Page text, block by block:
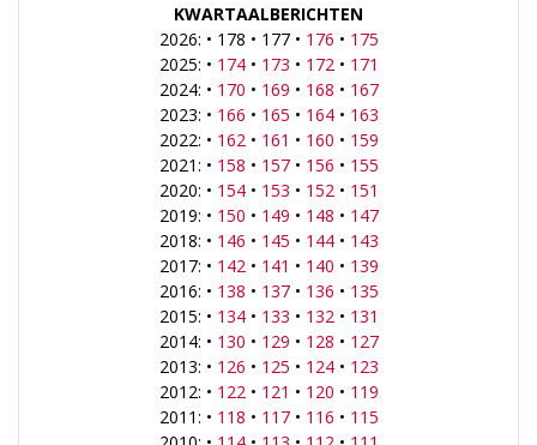
KWARTAALBERICHTEN
2026: • 178 • 177 • 176 • 175
2025: • 174• 173 • 172• 171
2024: • 170 • 169 • 168 • 167
2023: • 166 • 165 • 164• 163
2022: • 162• 161 • 160 • 159
2021: • 158 • 157• 156 • 155
2020: • 154• 153 • 152• 151
2019: • 150 • 149 • 148 • 147
2018: • 146 • 145 • 144• 143
2017: • 142• 141 • 140 • 139
2016: • 138 • 137• 136 • 135
2015: • 134• 133 • 132• 131
2014: • 130 • 129 • 128 • 127
2013: • 126 • 125 • 124• 123
2012: • 122• 121 • 120 • 119
2011: • 118 • 117• 116 • 115